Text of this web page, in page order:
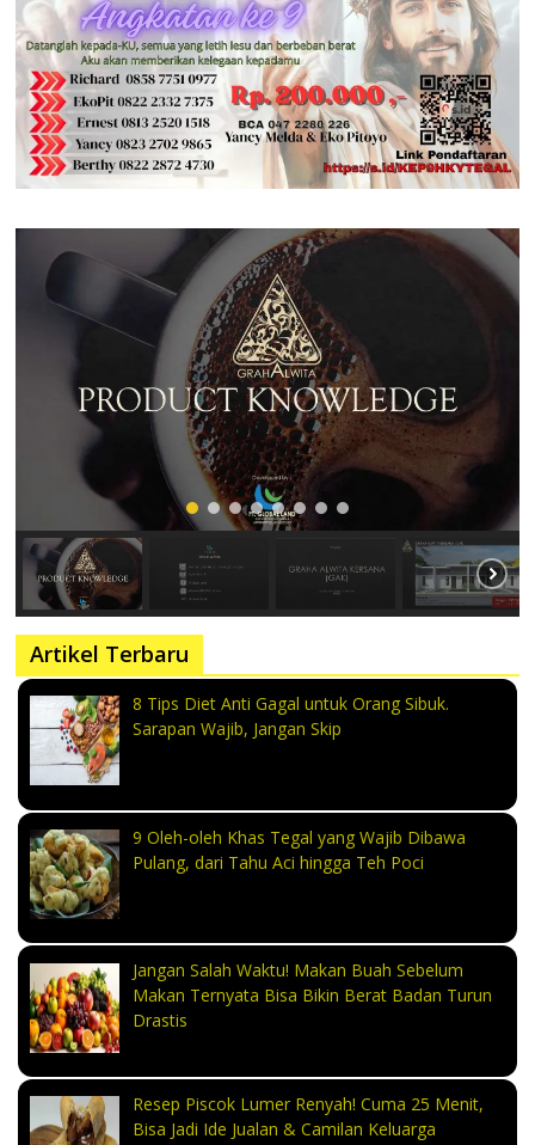
Artikel Terbaru
8 Tips Diet Anti Gagal untuk Orang Sibuk.
Sarapan Wajib, Jangan Skip
9 Oleh-oleh Khas Tegal yang Wajib Dibawa
Pulang, dari Tahu Aci hingga Teh Poci
Jangan Salah Waktu! Makan Buah Sebelum
Makan Ternyata Bisa Bikin Berat Badan Turun
Drastis
Resep Piscok Lumer Renyah! Cuma 25 Menit,
Bisa Jadi Ide Jualan & Camilan Keluarga